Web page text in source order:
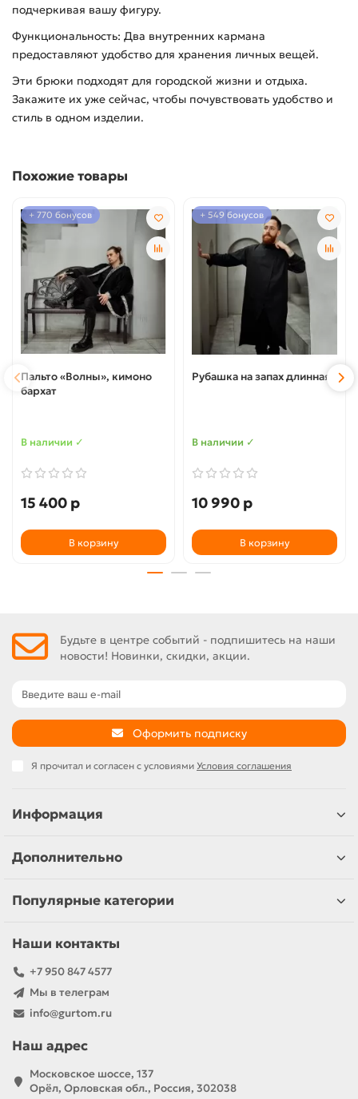
подчеркивая вашу фигуру.
Функциональность: Два внутренних кармана
предоставляют удобство для хранения личных вещей.
Эти брюки подходят для городской жизни и отдыха.
Закажите их уже сейчас, чтобы почувствовать удобство и
стиль в одном изделии.
Похожие товары
+ 770 бонусов
Пальто «Волны», кимоно
бархат
В наличии ✓
15 400 р
В корзину
+ 549 бонусов
Рубашка на запах длинная
В наличии ✓
10 990 р
В корзину
Будьте в центре событий - подпишитесь на наши
новости! Новинки, скидки, акции.
Оформить подписку
Я прочитал и согласен с условиями Условия соглашения
Информация
Дополнительно
Популярные категории
Наши контакты
+7 950 847 4577
Мы в телеграм
info@gurtom.ru
Наш адрес
Московское шоссе, 137
Орёл, Орловская обл., Россия, 302038